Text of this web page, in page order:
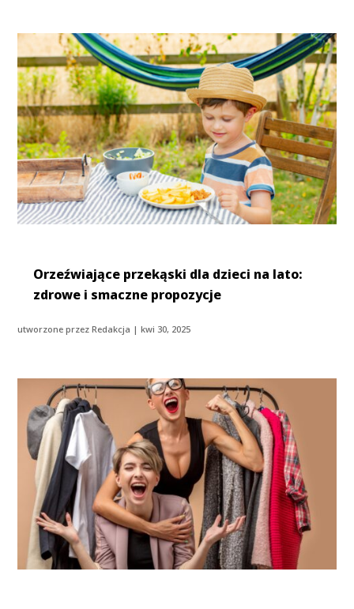
Orzeźwiające przekąski dla dzieci na lato:
zdrowe i smaczne propozycje
utworzone przezRedakcja |kwi 30, 2025